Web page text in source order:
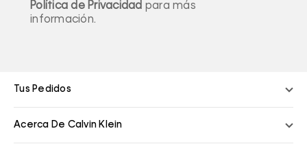
Política de Privacidad para más
información.
Tus Pedidos
Acerca De Calvin Klein